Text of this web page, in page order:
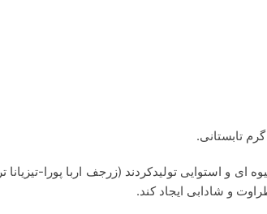
تابستانی.
و استوایی تولیدکردند (زرجف اربا پورا-تیزیانا
و شادابی ایجاد کند.